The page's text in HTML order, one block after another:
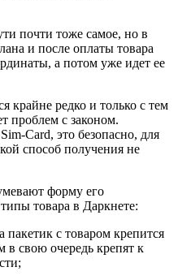
почти тоже самое, но в
и после оплаты товара
а потом уже идет ее
крайне редко и только с тем
проблем с законом.
Card, это безопасно, для
способ получения не
форму его
товара в Даркнете:
пакетик с товаром крепится
свою очередь крепят к